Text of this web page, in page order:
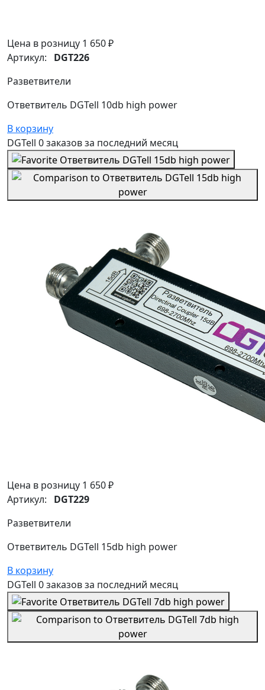
Цена в розницу 1 650 ₽
Артикул: DGT226
Разветвители
Ответвитель DGTell 10db high power
В корзину
DGTell 0 заказовза последний месяц
Цена в розницу 1 650 ₽
Артикул: DGT229
Разветвители
Ответвитель DGTell 15db high power
В корзину
DGTell 0 заказовза последний месяц